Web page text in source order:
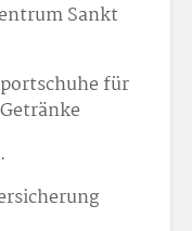
Sankt
für